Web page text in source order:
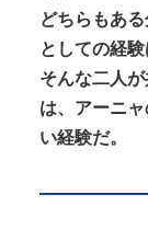
どちらもあ
としての経験
そんな二人
は、アーニ
い経験だ。